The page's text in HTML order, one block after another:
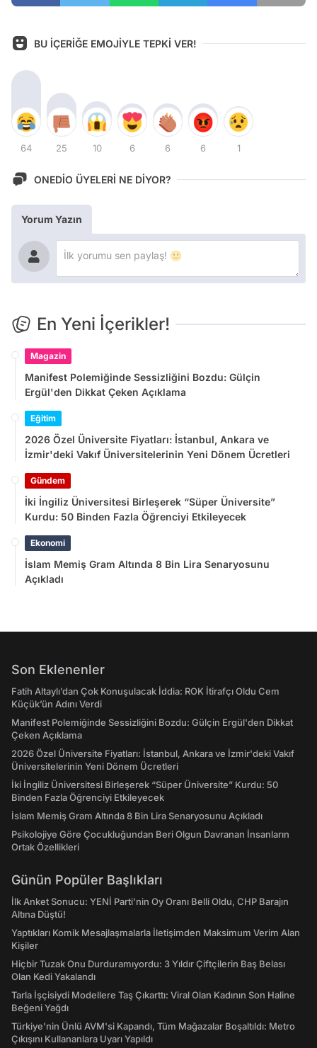
BU İÇERİĞE EMOJİYLE TEPKİ VER!
64 25 10 6 6 6 1
ONEDİO ÜYELERİ NE DİYOR?
Yorum Yazın
En Yeni İçerikler!
Magazin
Manifest Polemiğinde Sessizliğini Bozdu: Gülçin
Ergül'den Dikkat Çeken Açıklama
Eğitim
2026 Özel Üniversite Fiyatları: İstanbul, Ankara ve
İzmir'deki Vakıf Üniversitelerinin Yeni Dönem Ücretleri
Gündem
İki İngiliz Üniversitesi Birleşerek “Süper Üniversite”
Kurdu: 50 Binden Fazla Öğrenciyi Etkileyecek
Ekonomi
İslam Memiş Gram Altında 8 Bin Lira Senaryosunu
Açıkladı
Son Eklenenler
Fatih Altaylı’dan Çok Konuşulacak İddia: ROK İtirafçı Oldu Cem
Küçük’ün Adını Verdi
Manifest Polemiğinde Sessizliğini Bozdu: Gülçin Ergül'den Dikkat
Çeken Açıklama
2026 Özel Üniversite Fiyatları: İstanbul, Ankara ve İzmir'deki Vakıf
Üniversitelerinin Yeni Dönem Ücretleri
İki İngiliz Üniversitesi Birleşerek “Süper Üniversite” Kurdu: 50
Binden Fazla Öğrenciyi Etkileyecek
İslam Memiş Gram Altında 8 Bin Lira Senaryosunu Açıkladı
Psikolojiye Göre Çocukluğundan Beri Olgun Davranan İnsanların
Ortak Özellikleri
Günün Popüler Başlıkları
İlk Anket Sonucu: YENİ Parti'nin Oy Oranı Belli Oldu, CHP Barajın
Altına Düştü!
Yaptıkları Komik Mesajlaşmalarla İletişimden Maksimum Verim Alan
Kişiler
Hiçbir Tuzak Onu Durduramıyordu: 3 Yıldır Çiftçilerin Baş Belası
Olan Kedi Yakalandı
Tarla İşçisiydi Modellere Taş Çıkarttı: Viral Olan Kadının Son Haline
Beğeni Yağdı
Türkiye'nin Ünlü AVM'si Kapandı, Tüm Mağazalar Boşaltıldı: Metro
Çıkışını Kullananlara Uyarı Yapıldı